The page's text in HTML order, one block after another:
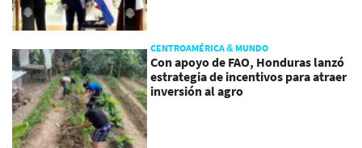
CENTROAMÉRICA & MUNDO
Con apoyo de FAO, Honduras lanzó
estrategia de incentivos para atraer
inversión al agro